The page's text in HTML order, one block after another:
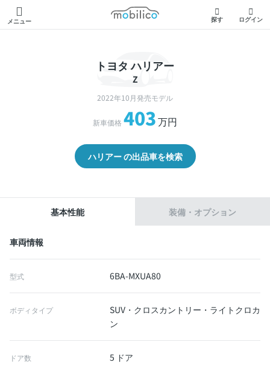
メニュー
モビリコ
探す ログイン
トヨタ ハリアー
Z
2022年10月発売モデル
新車価格 403万円
ハリアー の出品車を検索
基本性能 装備・オプション
車両情報
型式 6BA-MXUA80
ボディタイプ
SUV・クロスカントリー・ライトクロカ
ン
ドア数 5 ドア